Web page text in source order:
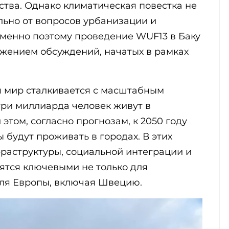
Однако климатическая повестка не
от вопросов урбанизации и
поэтому проведение WUF13 в Баку
обсуждений, начатых в рамках
мир сталкивается с масштабным
миллиарда человек живут в
согласно прогнозам, к 2050 году
проживать в городах. В этих
социальной интеграции и
ключевыми не только для
Европы, включая Швецию.